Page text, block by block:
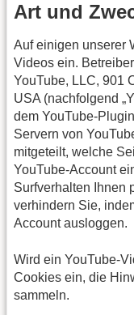
Art und
Auf einigen unserer
Videos ein.
YouTube, LLC, 901
USA (nachfolgend
dem YouTube-
Servern von
mitgeteilt, welche
YouTube-Account
Surfverhalten Ihnen
verhindern Sie,
Account ausloggen.
Wird ein YouTube-
Cookies ein, die
sammeln.